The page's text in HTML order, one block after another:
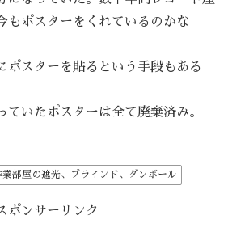
もポスターをくれているのかな
ポスターを貼るという手段もある
いたポスターは全て廃棄済み。
業部屋の遮光、ブラインド、ダンボール
ポンサーリンク